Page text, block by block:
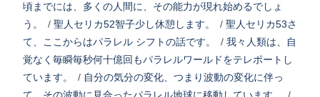
頃までには、多くの人間に、その能力が現れ始めるでしょ
う。
/ 聖人セリカ52智子少し休憩します。 / 聖人セリカ53さ
て、ここからはパラレル シフトの話です。
/ 我々人類は、自
覚なく毎瞬毎秒何十億回もパラレルワールドをテレポートし
ています。
/ 自分の気分の変化、つまり波動の変化に伴っ